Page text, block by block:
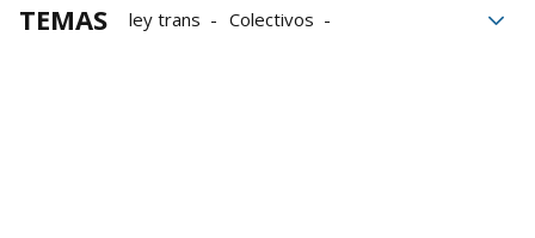
TEMAS ley trans
Colectivos